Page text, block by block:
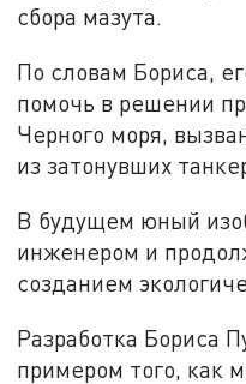
сбора мазута.
По словам Бориса,
помочь в решении
Черного моря,
из затонувших
В будущем юный
инженером и
созданием
Разработка Бориса
примером того, как